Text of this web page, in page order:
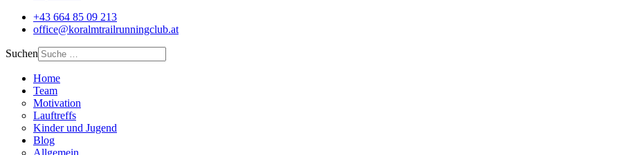
+43 664 85 09 213
office@koralmtrailrunningclub.at
Suchen
Home
Team
Motivation
Lauftreffs
Kinder und Jugend
Blog
Allgemein